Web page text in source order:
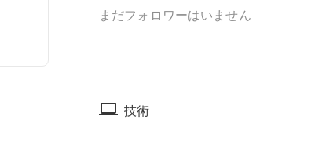
まだフォロワーはいません
技術